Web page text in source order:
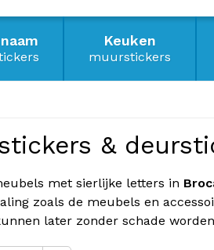
Keuken
muurstickers
&
met sierlijke letters in
zoals de meubels en
later zonder schade